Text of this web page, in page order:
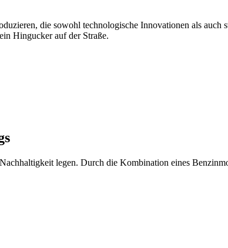
die sowohl technologische Innovationen als auch
Hingucker auf der Straße.
legen. Durch die Kombination eines